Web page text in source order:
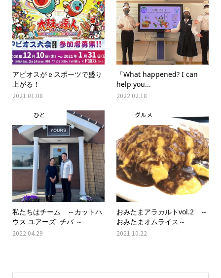
アピオスがｅスポーツで盛り
上がる！
2021.01.08
「What happened? I can
help you...
2022.02.18
ひと
私たちはチーム ～カットハ
ウス ユアーズ チバ ～
2022.04.29
グルメ
おみたまアラカルトvol.2 ～
おみたまオムライス～
2021.10.22